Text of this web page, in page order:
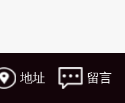
地址 留言